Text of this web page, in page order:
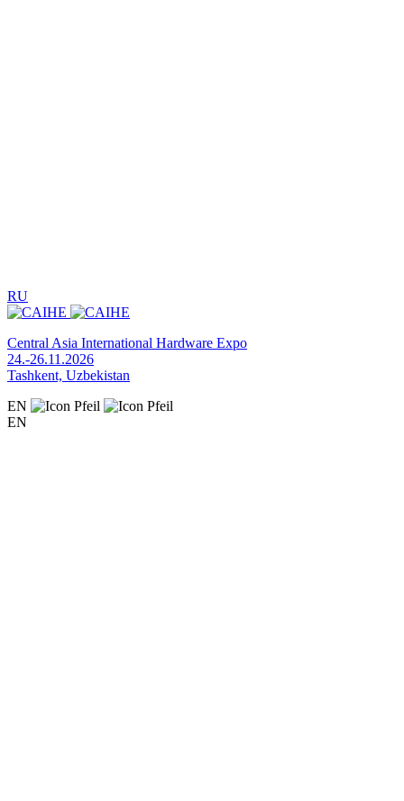
RU
Central Asia International Hardware Expo
24.-26.11.2026
Tashkent, Uzbekistan
EN
EN